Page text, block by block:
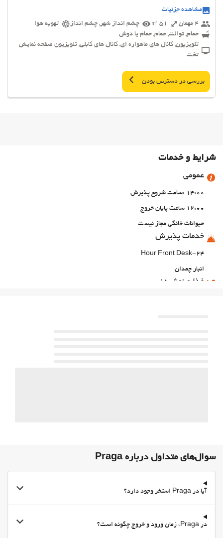
مشاهده جزئیات
4 مهمان
51 ㎡ چشم انداز شهر, چشم انداز
تهویه هوا
حمام, توالت, حمام, حمام یا دوش
تلویزیون, کانال های ماهواره ای, کانال های کابلی, تلویزیون صفحه نمایش
تخت
بررسی در دسترس بودن
شرایط و خدمات
عمومی
14:00 :ساعت شروع پذیرش
12:00 ساعت پایان خروج
حیوانات خانگی مجاز نیست
خدمات پذیرش
24-Hour Front Desk
انبار چمدان
غذا و نوشیدنی
بهداشت و سلامتی
سوال‌های متداول درباره Praga
آیا در Praga استخر وجود دارد؟
در Praga، زمان ورود و خروج چگونه است؟